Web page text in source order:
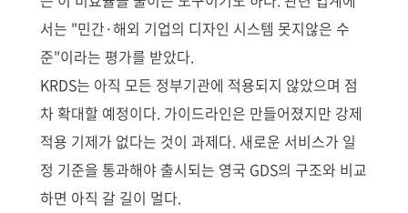
서는 "민간·해외 기업의 디자인 시스템 못지않은 수
준"이라는 평가를 받았다.
KRDS는 아직 모든 정부기관에 적용되지 않았으며 점
차 확대할 예정이다. 가이드라인은 만들어졌지만 강제
적용 기제가 없다는 것이 과제다. 새로운 서비스가 일
정 기준을 통과해야 출시되는 영국 GDS의 구조와 비교
하면 아직 갈 길이 멀다.